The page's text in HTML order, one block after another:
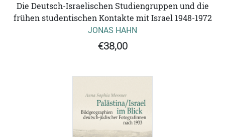
Die Deutsch-Israelischen Studiengruppen und die
frühen studentischen Kontakte mit Israel 1948-1972
JONAS HAHN
€38,00